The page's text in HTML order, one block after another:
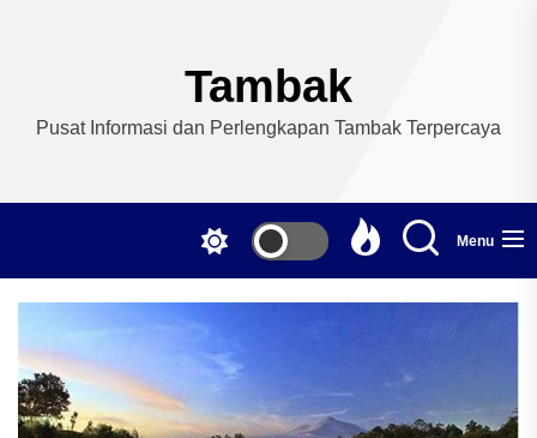
Tambak
Pusat Informasi dan Perlengkapan Tambak Terpercaya
Menu